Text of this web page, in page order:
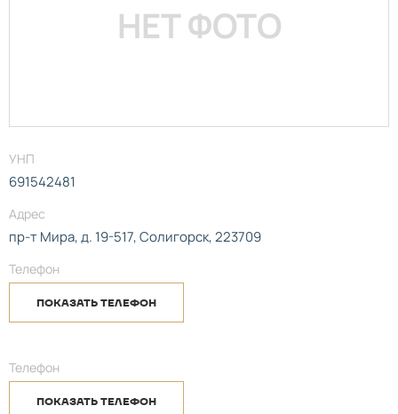
НЕТ ФОТО
УНП
691542481
Адрес
пр-т Мира, д. 19-517, Солигорск, 223709
Телефон
ПОКАЗАТЬ ТЕЛЕФОН
Телефон
ПОКАЗАТЬ ТЕЛЕФОН